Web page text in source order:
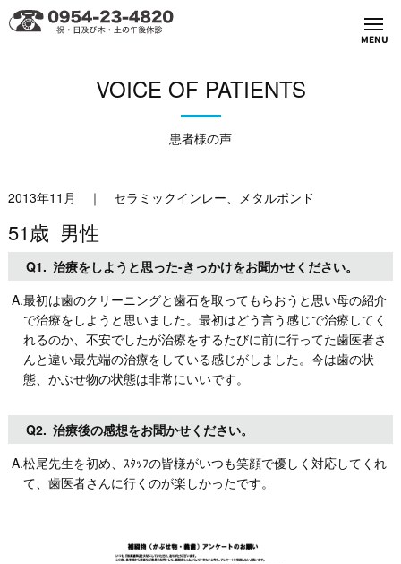
MENU
VOICE OF PATIENTS
患者様の声
2013年11月 ｜ セラミックインレー、メタルボンド
51歳 男性
Q1. 治療をしようと思った-きっかけをお聞かせください。
A.最初は歯のクリーニングと歯石を取ってもらおうと思い母の紹介
で治療をしようと思いました。最初はどう言う感じで治療してく
れるのか、不安でしたが治療をするたびに前に行ってた歯医者さ
んと違い最先端の治療をしている感じがしました。今は歯の状
態、かぶせ物の状態は非常にいいです。
Q2. 治療後の感想をお聞かせください。
A.松尾先生を初め、ｽﾀｯﾌの皆様がいつも笑顔で優しく対応してくれ
て、歯医者さんに行くのが楽しかったです。